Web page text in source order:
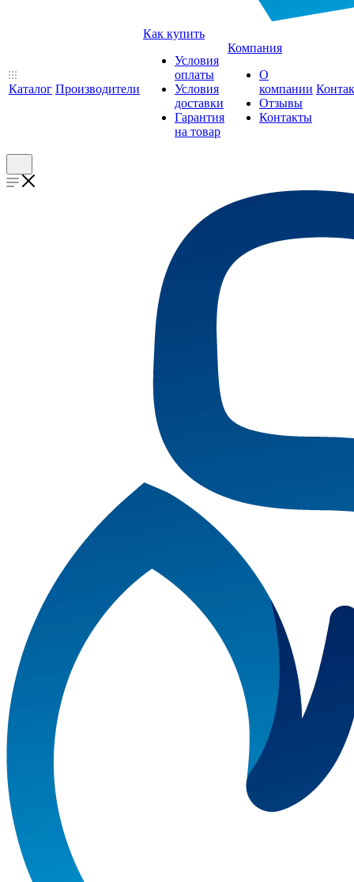
Каталог Производители
Как купить
Условия
оплаты
Условия
доставки
Гарантия
на товар
Компания
О
компании
Отзывы
Контакты